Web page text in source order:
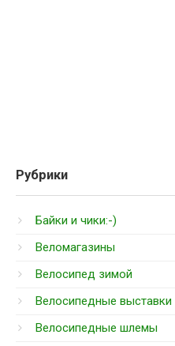
Рубрики
Байки и чики:-)
Веломагазины
Велосипед зимой
Велосипедные выставки
Велосипедные шлемы